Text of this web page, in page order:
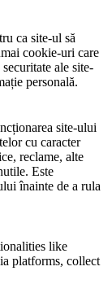
ca site-ul să
cookie-uri care
ale site-
personală.
site-ului
cu caracter
reclame, alte
Este
înainte de a rula
like
platforms, collect